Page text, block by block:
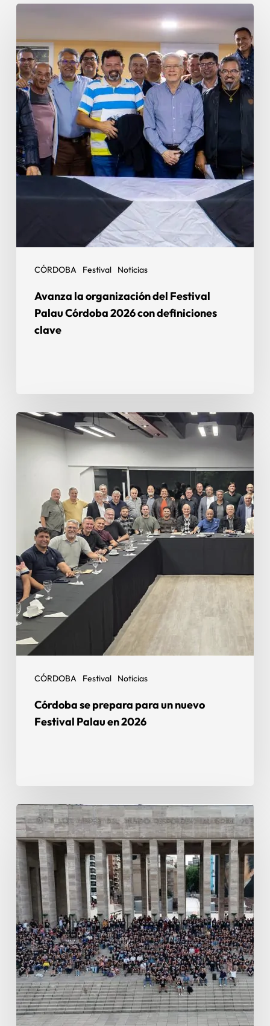
CÓRDOBA Festival Noticias
Avanza la organización del Festival
Palau Córdoba 2026 con definiciones
clave
CÓRDOBA Festival Noticias
Córdoba se prepara para un nuevo
Festival Palau en 2026